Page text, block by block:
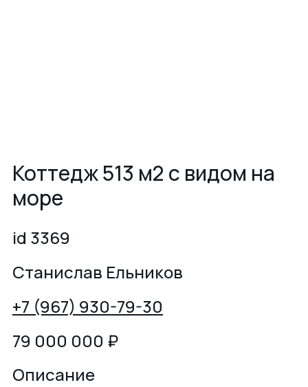
Коттедж 513 м2 с видом на
море
id 3369
Станислав Ельников
+7 (967) 930-79-30
79 000 000 ₽
Описание